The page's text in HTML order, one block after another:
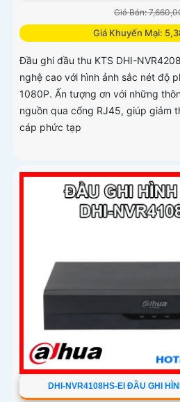
Giá Bán:
Giá Khuyến Mại:
Đầu ghi đầu thu KTS DHI-
nghệ cao với hình ảnh sắc nét độ
1080P. Ấn tượng ơn với những
nguồn qua cổng RJ45, giúp giảm
cáp phức tạp
DHI-NVR4108HS-EI ĐẦU GHI